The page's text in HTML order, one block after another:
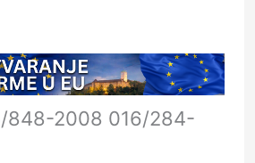
848-2008 016/284-